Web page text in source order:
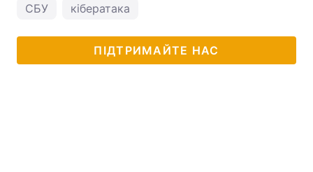
СБУ кібератака
ПІДТРИМАЙТЕ НАС